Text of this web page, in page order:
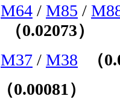
M64 / M85 /
（0.02073）
M37 / M38 （
（0.00081）